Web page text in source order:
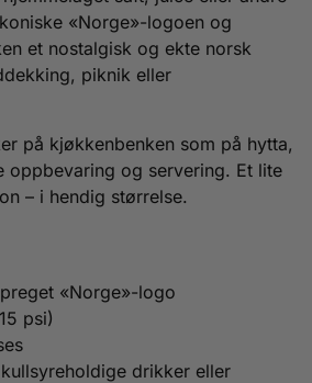
«Norge»-logoen og
et nostalgisk og ekte norsk
piknik eller
på kjøkkenbenken som på hytta,
oppbevaring og servering. Et lite
– i hendig størrelse.
«Norge»-logo
psi)
drikker eller